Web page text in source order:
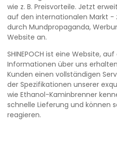
wie z. B. Preisvorteile. Jetzt
auf den internationalen Markt -
durch Mundpropaganda,
Website an.
SHINEPOCH ist eine Website,
Informationen über uns
Kunden einen vollständigen
der Spezifikationen unserer
wie Ethanol-Kaminbrenner
schnelle Lieferung und können
reagieren.